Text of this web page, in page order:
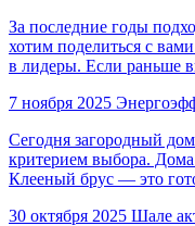
За последние годы
хотим поделиться с
в лидеры. Если раньше
7 ноября 2025
Сегодня загородный
критерием выбора.
Клееный брус — это
30 октября 2025 Шале